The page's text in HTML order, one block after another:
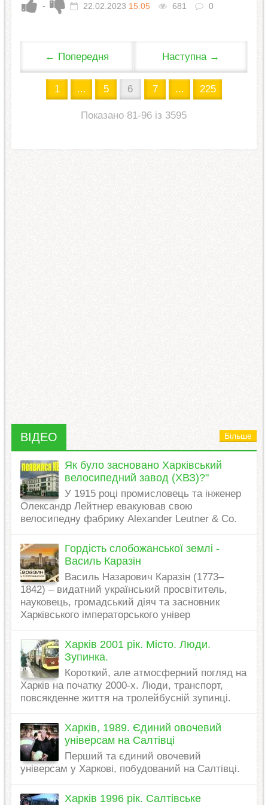
- 22.02.2023 15:05 681 0
← Попередня Наступна →
1 ... 5 6 7 ... 225
Показано 81-96 із 3595
ВІДЕО Більше
Як було засновано Харківський
велосипедний завод (ХВЗ)?"
У 1915 році промисловець та інженер
Олександр Лейтнер евакуював свою
велосипедну фабрику Alexander Leutner & Co.
Гордість слобожанської землі -
Василь Каразін
Василь Назарович Каразін (1773–
1842) – видатний український просвітитель,
науковець, громадський діяч та засновник
Харківського імператорського універ
Харків 2001 рік. Місто. Люди.
Зупинка.
Короткий, але атмосферний погляд на
Харків на початку 2000-х. Люди, транспорт,
повсякденне життя на тролейбусній зупинці.
Харків, 1989. Єдиний овочевий
універсам на Салтівці
Перший та єдиний овочевий
універсам у Харкові, побудований на Салтівці.
Харків 1996 рік. Салтівське